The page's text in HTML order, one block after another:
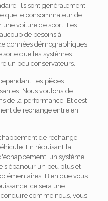
ils sont généralement
que le consommateur de
voiture de sport. Les
de besoins à
données démographiques
que les systèmes
un peu conservateurs.
les pièces
Nous voulons de
de la performance. Et c’est
de rechange entre en
de rechange
En réduisant la
un système
s'épanouir un peu plus et
Bien que vous
ce sera une
comme nous, vous